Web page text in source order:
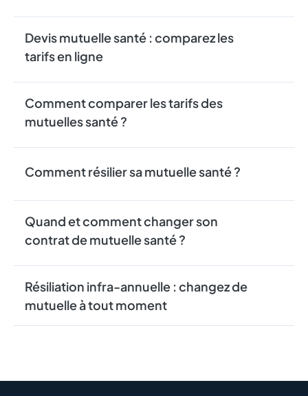
Devis mutuelle santé : comparez les
tarifs en ligne
Comment comparer les tarifs des
mutuelles santé ?
Comment résilier sa mutuelle santé ?
Quand et comment changer son
contrat de mutuelle santé ?
Résiliation infra-annuelle : changez de
mutuelle à tout moment